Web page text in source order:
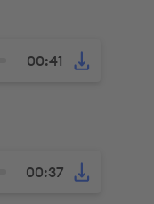
00:41
00:37